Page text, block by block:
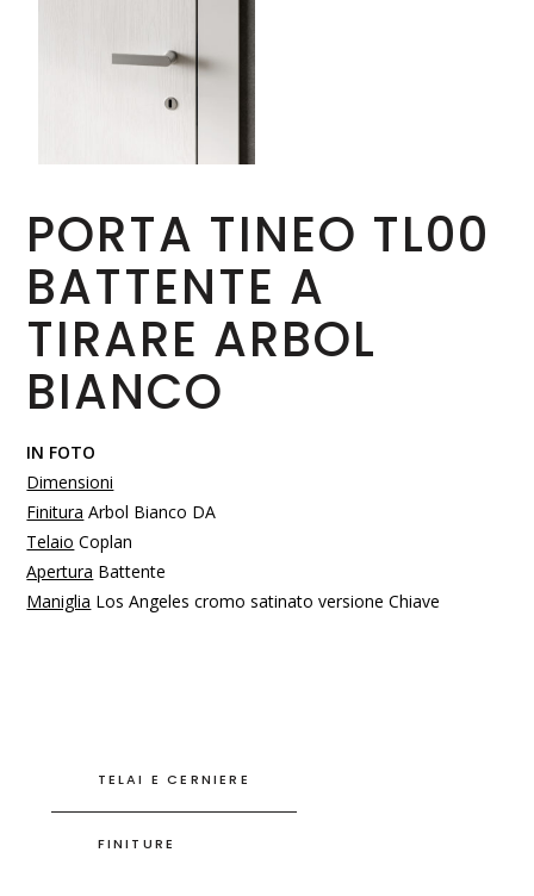
PORTA TINEO TL00
BATTENTE A
TIRARE ARBOL
BIANCO
IN FOTO
Dimensioni
Finitura Arbol Bianco DA
Telaio Coplan
Apertura Battente
Maniglia Los Angeles cromo satinato versione Chiave
TELAI E CERNIERE
FINITURE